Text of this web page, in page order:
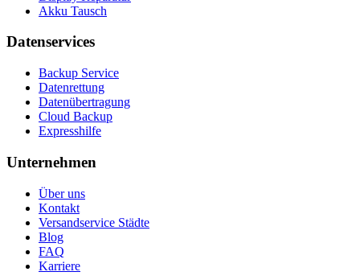
Akku Tausch
Datenservices
Backup Service
Datenrettung
Datenübertragung
Cloud Backup
Expresshilfe
Unternehmen
Über uns
Kontakt
Versandservice Städte
Blog
FAQ
Karriere